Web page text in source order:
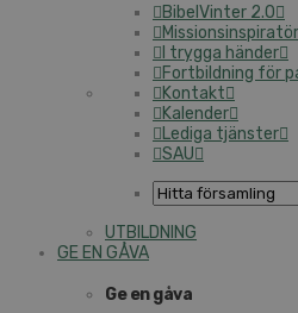
BibelVinter 2.0
I trygga händer
Fortbildning för
Kontakt
Kalender
Lediga tjänster
SAU
UTBILDNING
GE EN GÅVA
Ge en gåva